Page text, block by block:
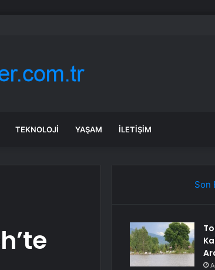
şifre girmeden önce bir kez daha düşünün
TEKNOLOJI YAŞAM İLETIŞIM
Son